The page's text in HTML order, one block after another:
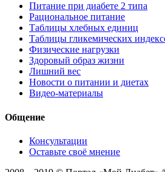
Питание при диабете 2 типа
Рациональное питание
Таблицы хлебных единиц
Таблицы гликемических
Физические нагрузки
Здоровый образ жизни
Лишний вес
Новости о питании и диетах
Видео-материалы
Общение
Консультации
Оставьте своё мнение